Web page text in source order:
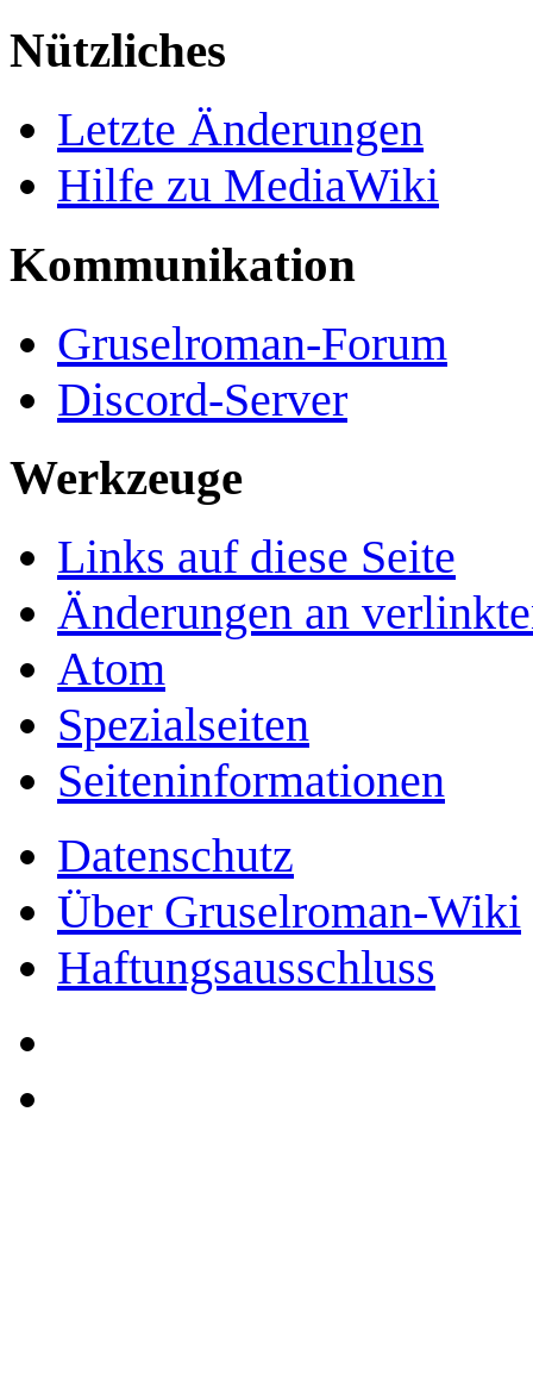
Nützliches
Letzte Änderungen
Hilfe zu MediaWiki
Kommunikation
Gruselroman-Forum
Discord-Server
Werkzeuge
Links auf diese Seite
Änderungen an
Atom
Spezialseiten
Seiten­­informationen
Datenschutz
Über Gruselroman-Wiki
Haftungsausschluss